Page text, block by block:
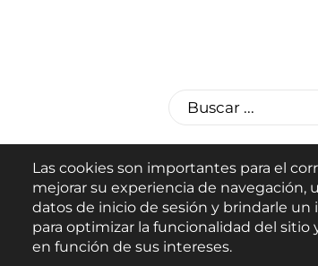
Las cookies son importantes para el
mejorar su experiencia de navegación,
datos de inicio de sesión y brindarle un
para optimizar la funcionalidad del
en función de sus intereses.